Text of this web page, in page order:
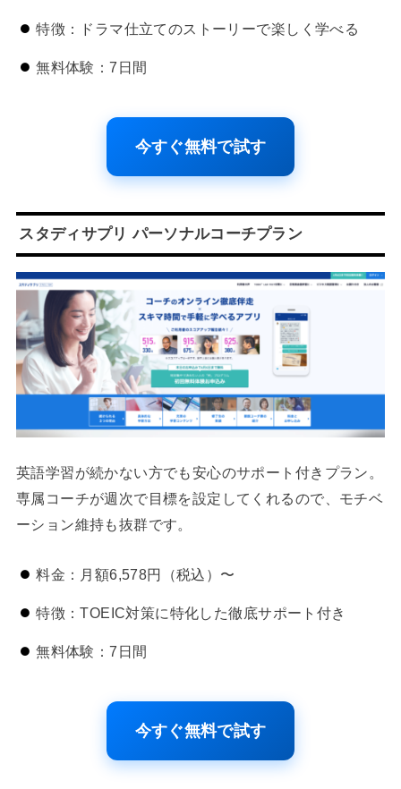
特徴：ドラマ仕立てのストーリーで楽しく学べる
無料体験：7日間
今すぐ無料で試す
スタディサプリ パーソナルコーチプラン
英語学習が続かない方でも安心のサポート付きプラン。
専属コーチが週次で目標を設定してくれるので、モチベ
ーション維持も抜群です。
料金：月額6,578円（税込）〜
特徴：TOEIC対策に特化した徹底サポート付き
無料体験：7日間
今すぐ無料で試す